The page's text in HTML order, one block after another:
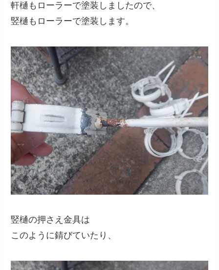
軒樋もローラーで塗装しましたので、
竪樋もローラーで塗装します。
竪樋の押さえ金具は
このように錆びていたり、